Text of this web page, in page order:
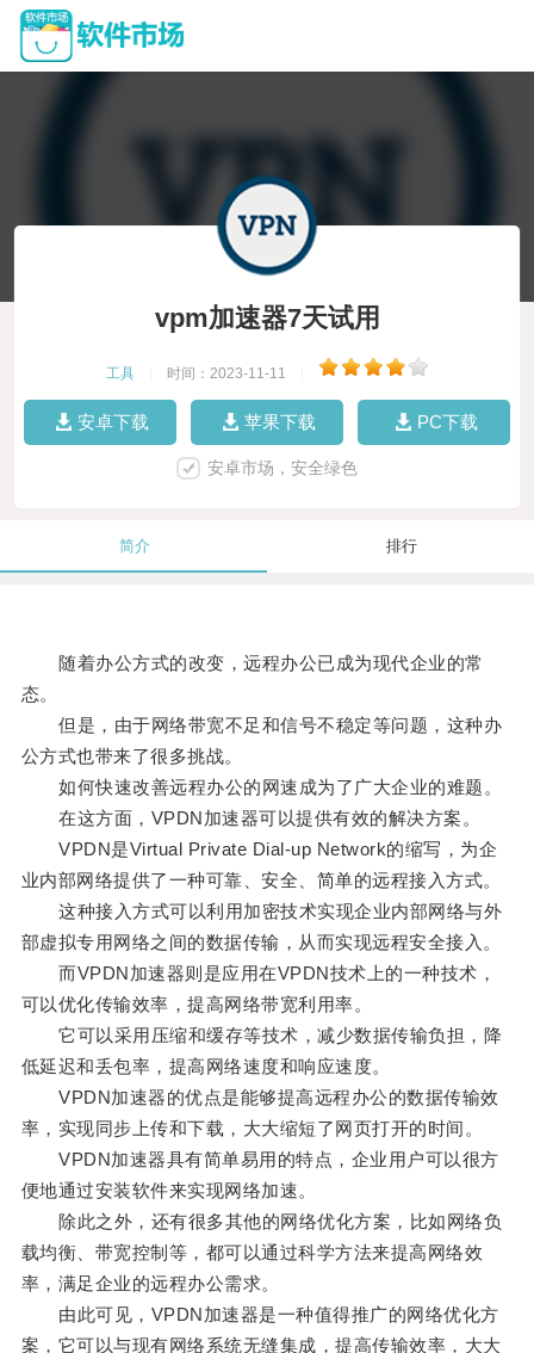
vpm加速器7天试用
工具 时间：2023-11-11
安卓下载 苹果下载 PC下载
安卓市场，安全绿色
简介 排行
随着办公方式的改变，远程办公已成为现代企业的常
态。
但是，由于网络带宽不足和信号不稳定等问题，这种办
公方式也带来了很多挑战。
如何快速改善远程办公的网速成为了广大企业的难题。
在这方面，VPDN加速器可以提供有效的解决方案。
VPDN是Virtual Private Dial-up Network的缩写，为企
业内部网络提供了一种可靠、安全、简单的远程接入方式。
这种接入方式可以利用加密技术实现企业内部网络与外
部虚拟专用网络之间的数据传输，从而实现远程安全接入。
而VPDN加速器则是应用在VPDN技术上的一种技术，
可以优化传输效率，提高网络带宽利用率。
它可以采用压缩和缓存等技术，减少数据传输负担，降
低延迟和丢包率，提高网络速度和响应速度。
VPDN加速器的优点是能够提高远程办公的数据传输效
率，实现同步上传和下载，大大缩短了网页打开的时间。
VPDN加速器具有简单易用的特点，企业用户可以很方
便地通过安装软件来实现网络加速。
除此之外，还有很多其他的网络优化方案，比如网络负
载均衡、带宽控制等，都可以通过科学方法来提高网络效
率，满足企业的远程办公需求。
由此可见，VPDN加速器是一种值得推广的网络优化方
案，它可以与现有网络系统无缝集成，提高传输效率，大大